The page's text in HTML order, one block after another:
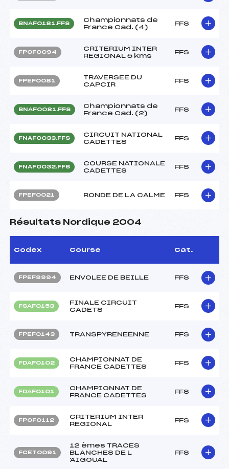
BNAF0181.FFS
Championnats de
France Cad. (4)
FFS
FPOF0094
CRITERIUM INTER
REGIONAL 5 kms
FFS
FPEF0081
TRAVERSEE DU
CAPCIR
FFS
BNAF0081.FFS
Championnats de
France Cad. (2)
FFS
FNAF0033.FFS
CIRCUIT NATIONAL
CADETTES
FFS
FNAF0032.FFS
COURSE NATIONALE
CADETTES
FFS
FPEF0021 RONDE DE LA CALME FFS
Résultats Nordique 2004
Codex Course Cat.
FPEF9994 ENVOLEE DE BEILLE FFS
FSAF0153
FINALE CIRCUIT
CADETS
FFS
FPEF0143 TRANSPYRENEENNE FFS
FDAF0102
CHAMPIONNAT DE
FRANCE CADETTES
FFS
FDAF0101
CHAMPIONNAT DE
FRANCE CADETTES
FFS
FPOF0112
CRITERIUM INTER
REGIONAL
FFS
FCET0091
12 èmes TRACES
BLANCHES DE L
'AIGOUAL
FFS